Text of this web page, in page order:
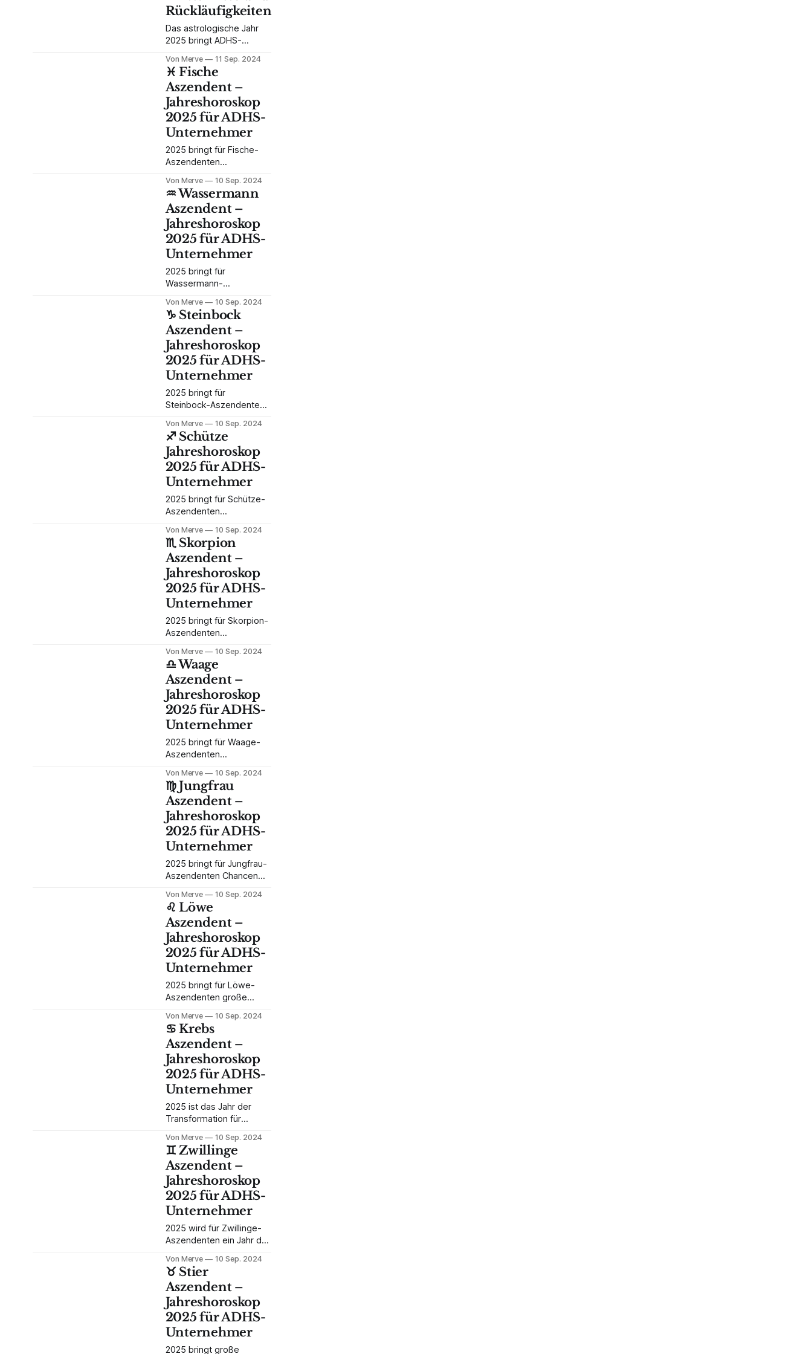
Rückläufigkeiten
Das astrologische Jahr
2025 bringt ADHS-
Chancen und
Herausforderungen.
Entdecke die
Auswirkungen des
Mondknotenwechsels,
Saturns und Neptuns
Sprung in den Widder und
die wichtigsten
Rückläufigkeiten auf dein
mehr Fokus und kreative
Durchbrüche.
Von Merve 11 Sep. 2024
♓️ Fische
Aszendent –
Jahreshoroskop
2025 für ADHS-
Unternehmer
2025 bringt für Fische-
Aszendenten
Veränderungen in
Finanzen, Karriere und
persönliche Beziehungen.
Erfahre, wie du als ADHS-
Unternehmer diese
Energien für dein
Business nutzen kannst.
Von Merve 10 Sep. 2024
♒️ Wassermann
Aszendent –
Jahreshoroskop
2025 für ADHS-
Unternehmer
2025 bringt für
Wassermann-
bahnbrechende
Veränderungen in
Finanzen, Beziehungen
und Karriere. Mit Uranus
und Pluto an den
entscheidenden
Positionen wird dieses
Jahr geprägt von
Innovation und Struktur.
Unternehmer diese
Energien optimal nutzen
kan
Von Merve 10 Sep. 2024
♑️ Steinbock
Aszendent –
Jahreshoroskop
2025 für ADHS-
Unternehmer
2025 bringt für
Steinbock-Aszendenten
Veränderungen in den
Bereichen Karriere,
Finanzen und persönliche
Beziehungen. Uranus
sorgt für Umbrüche,
während Saturn für
Struktur und Wachstum
sorgt. Erfahre, wie du als
ADHS-Unternehmer
diese Energien in deinem
Business optimal nutzen
kannst.
Von Merve 10 Sep. 2024
♐️ Schütze
Jahreshoroskop
2025 für ADHS-
Unternehmer
2025 bringt für Schütze-
Aszendenten
Veränderungen in den
Bereichen Finanzen,
Beziehungen und
berufliche Möglichkeiten.
Erfahre, wie du als ADHS-
Unternehmer dieses Jahr
optimal für dich nutzen
kannst!
Von Merve 10 Sep. 2024
♏️ Skorpion
Aszendent –
Jahreshoroskop
2025 für ADHS-
Unternehmer
2025 bringt für Skorpion-
Aszendenten
Veränderungen in
Finanzen, Karriere und
persönlichen
Beziehungen. Uranus
sorgt für Umbrüche,
während Saturn und
Neptun im Business Alltag
die Energie shiften.
Erfahre, wie du als ADHS-
Energien für dein
Wachstum nutzen kannst!
Von Merve 10 Sep. 2024
♎️ Waage
Aszendent –
Jahreshoroskop
2025 für ADHS-
Unternehmer
2025 bringt für Waage-
Aszendenten
Veränderungen in den
Bereichen Beziehungen,
Karriere und persönliche
Entwicklung. Uranus und
Saturn sorgen für
Herausforderungen und
Wachstum.
Von Merve 10 Sep. 2024
♍️ Jungfrau
Aszendent –
Jahreshoroskop
2025 für ADHS-
Unternehmer
2025 bringt für Jungfrau-
Aszendenten Chancen
persönlichen Expansion.
Mit Saturn und Jupiter an
entscheidenden
Positionen wird es ein
Jahr der Transformation
und Struktur. Entdecke,
wie du als ADHS-
Unternehmer diese
Energien für dich nutzen
Von Merve 10 Sep. 2024
♌️ Löwe
Aszendent –
Jahreshoroskop
2025 für ADHS-
Unternehmer
2025 bringt für Löwe-
Aszendenten große
Bereichen Finanzen und
Netzwerke. Uranus im 10.
Haus sorgt für berufliche
Überraschungen,
während Jupiter im 11.
Haus neue Chancen
bringt. Erfahre, wie du
diese Kräfte als ADHS-
Unternehmer optimal
Von Merve 10 Sep. 2024
♋️ Krebs
Aszendent –
Jahreshoroskop
2025 für ADHS-
Unternehmer
2025 ist das Jahr der
Transformation für
Jupiter bringt Wachstum,
Uranus sorgt für
unerwartete
Veränderungen, und
Saturn fordert dich
heraus, neue Strukturen
zu schaffen. Entdecke,
wie du als ADHS-
Unternehmer diese
Von Merve 10 Sep. 2024
♊️ Zwillinge
Aszendent –
Jahreshoroskop
2025 für ADHS-
Unternehmer
2025 wird für Zwillinge-
Aszendenten ein Jahr der
Innovation. Jupiter bringt
Wachstum, Uranus bringt
unerwartete
Veränderungen, und
Saturn fordert
Selbstdisziplin. Erfahre,
wie du als ADHS-
Unternehmer diese
Von Merve 10 Sep. 2024
♉️ Stier
Aszendent –
Jahreshoroskop
2025 für ADHS-
Unternehmer
2025 bringt große